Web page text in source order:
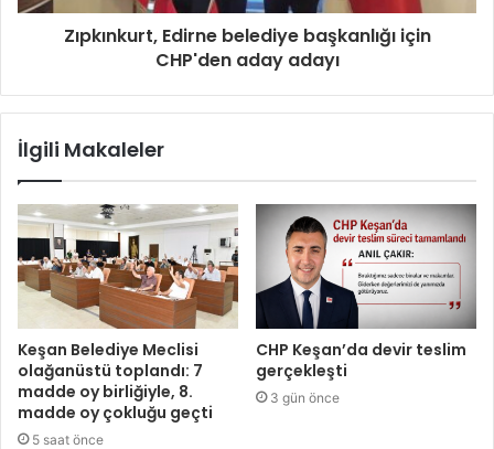
Zıpkınkurt, Edirne belediye başkanlığı için
CHP'den aday adayı
İlgili Makaleler
Keşan Belediye Meclisi
olağanüstü toplandı: 7
madde oy birliğiyle, 8.
madde oy çokluğu geçti
5 saat önce
CHP Keşan’da devir teslim
gerçekleşti
3 gün önce